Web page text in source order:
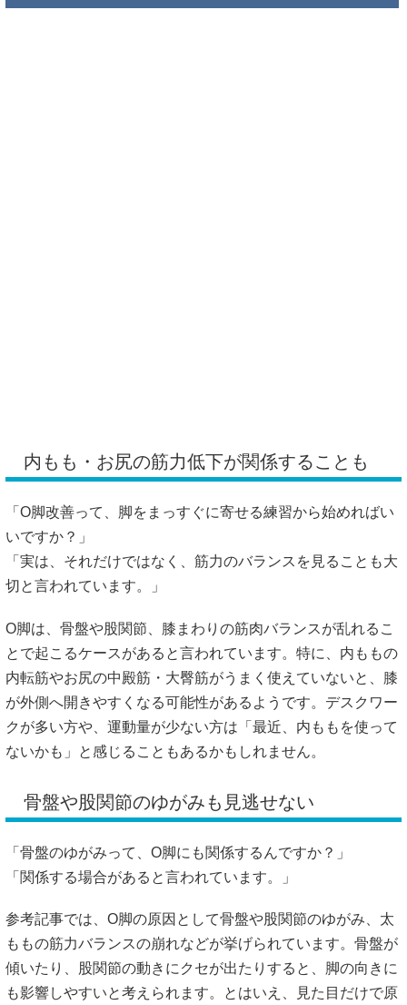
O脚は、骨盤や股関節、膝まわりの筋肉バランスが乱れるこ
とで起こるケースがあると言われています。特に、内ももの
内転筋やお尻の中殿筋・大臀筋がうまく使えていないと、膝
が外側へ開きやすくなる可能性があるようです。デスクワー
クが多い方や、運動量が少ない方は「最近、内ももを使って
ないかも」と感じることもあるかもしれません。
骨盤や股関節のゆがみも見逃せない
「骨盤のゆがみって、O脚にも関係するんですか？」
「関係する場合があると言われています。」
参考記事では、O脚の原因として骨盤や股関節のゆがみ、太
傾いたり、股関節の動きにクセが出たりすると、脚の向きに
も影響しやすいと考えられます。とはいえ、見た目だけで原
因を決めつけるのは避けたいところです。まずは、立ち方や
歩き方に左右差がないかを確認してみましょう。
足を組む・片足重心などの生活習慣の癖
「毎日の癖でもO脚になるんですか？」
「積み重なることで、脚のラインに影響することがあると言